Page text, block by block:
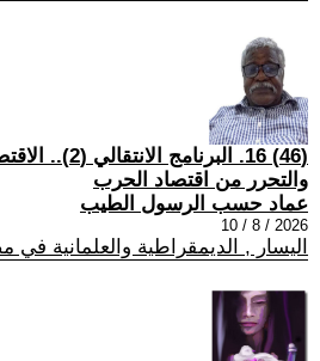
(46) 16. البرنامج
والتحرر من اقتصاد الحرب
عماد حسب الرسول الطيب
2026 / 8 / 10
اليسار , الديمقراطية والعلمانية